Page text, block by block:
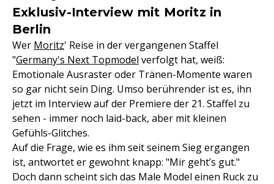
Exklusiv-Interview mit Moritz in
Berlin
Wer Moritz' Reise in der vergangenen Staffel
"Germany's Next Topmodel verfolgt hat, weiß:
Emotionale Ausraster oder Tränen-Momente waren
so gar nicht sein Ding. Umso berührender ist es, ihn
jetzt im Interview auf der Premiere der 21. Staffel zu
sehen - immer noch laid-back, aber mit kleinen
Gefühls-Glitches.
Auf die Frage, wie es ihm seit seinem Sieg ergangen
ist, antwortet er gewohnt knapp: "Mir geht’s gut."
Doch dann scheint sich das Male Model einen Ruck zu